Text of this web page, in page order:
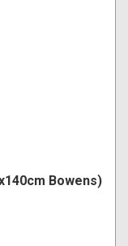
Bowens)